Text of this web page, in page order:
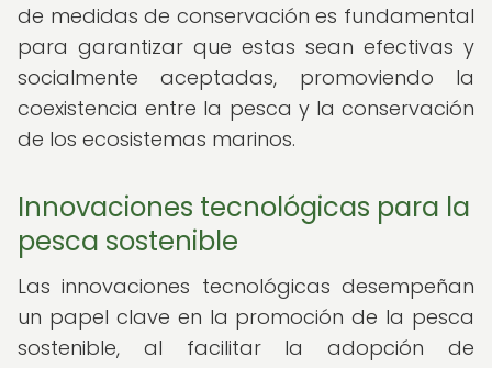
de medidas de conservación es fundamental
para garantizar que estas sean efectivas y
socialmente aceptadas, promoviendo la
coexistencia entre la pesca y la conservación
de los ecosistemas marinos.
Innovaciones tecnológicas para la
pesca sostenible
Las innovaciones tecnológicas desempeñan
un papel clave en la promoción de la pesca
sostenible, al facilitar la adopción de